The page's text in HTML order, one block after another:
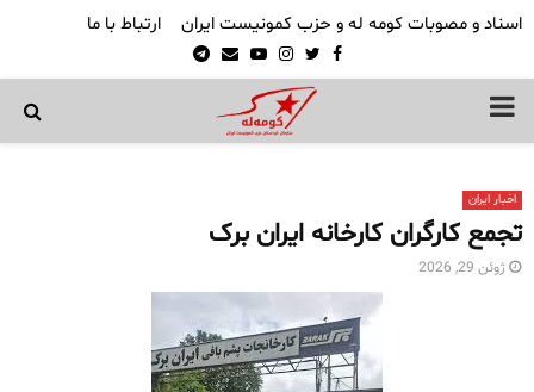
اسناد و مصوبات کومه له و حزب کمونیست ایران ارتباط با ما
Facebook
Twitter
Instagram
Youtube
Email
Telegram
PRIMARY
اخبار ایران
تجمع کارگران کارخانه ایران برک
ژوئن 29, 2026